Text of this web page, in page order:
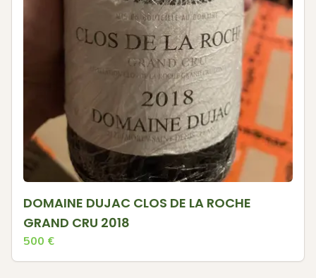
DOMAINE DUJAC CLOS DE LA ROCHE
GRAND CRU 2018
500 €